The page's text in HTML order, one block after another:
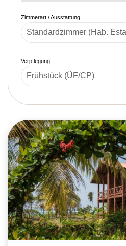
Zimmerart / Ausstattung
Verpflegung